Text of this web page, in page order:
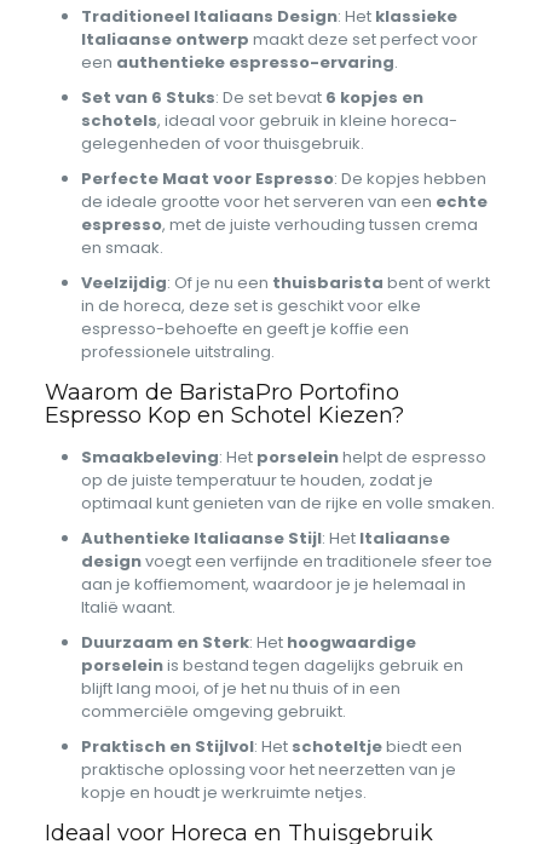
Traditioneel Italiaans Design: Het klassieke
Italiaanse ontwerp maakt deze set perfect voor
een authentieke espresso-ervaring.
Set van 6 Stuks: De set bevat 6 kopjes en
schotels, ideaal voor gebruik in kleine horeca-
gelegenheden of voor thuisgebruik.
Perfecte Maat voor Espresso: De kopjes hebben
de ideale grootte voor het serveren van een echte
espresso, met de juiste verhouding tussen crema
en smaak.
Veelzijdig: Of je nu een thuisbarista bent of werkt
in de horeca, deze set is geschikt voor elke
espresso-behoefte en geeft je koffie een
professionele uitstraling.
Waarom de BaristaPro Portofino
Espresso Kop en Schotel Kiezen?
Smaakbeleving: Het porseleinhelpt de espresso
op de juiste temperatuur te houden, zodat je
optimaal kunt genieten van de rijke en volle smaken.
Authentieke Italiaanse Stijl: Het Italiaanse
designvoegt een verfijnde en traditionele sfeer toe
aan je koffiemoment, waardoor je je helemaal in
Italië waant.
Duurzaam en Sterk: Het hoogwaardige
porseleinis bestand tegen dagelijks gebruik en
blijft lang mooi, of je het nu thuis of in een
commerciële omgeving gebruikt.
Praktisch en Stijlvol: Het schoteltjebiedt een
praktische oplossing voor het neerzetten van je
kopje en houdt je werkruimte netjes.
Ideaal voor Horeca en Thuisgebruik